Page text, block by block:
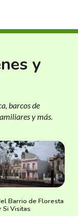
y
barcos de
y más.
Barrio de Floresta
Si Visitas